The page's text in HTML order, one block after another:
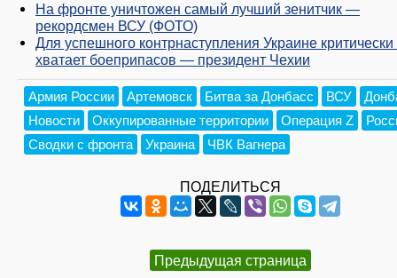
На фронте уничтожен самый лучший зенитчик —
рекордсмен ВСУ (ФОТО)
Для успешного контрнаступления Украине критически
хватает боеприпасов — президент Чехии
Армия России Артемовск Битва за Донбасс ВСУ
Новости
Оккупированные территории Операция Z
Сводки с фронта
Украина ЧВК Вагнера
ПОДЕЛИТЬСЯ
Предыдущая страница